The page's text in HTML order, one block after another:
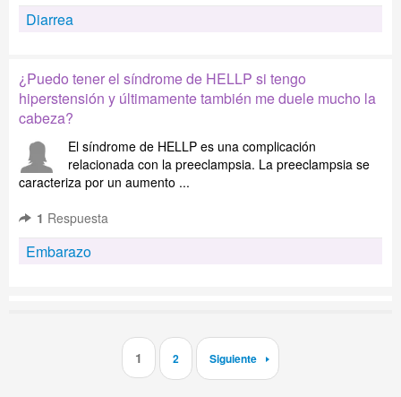
Diarrea
¿Puedo tener el síndrome de HELLP si tengo
hiperstensión y últimamente también me duele mucho la
cabeza?
El síndrome de HELLP es una complicación
relacionada con la preeclampsia. La preeclampsia se
caracteriza por un aumento ...
1 Respuesta
Embarazo
1 2 Siguiente